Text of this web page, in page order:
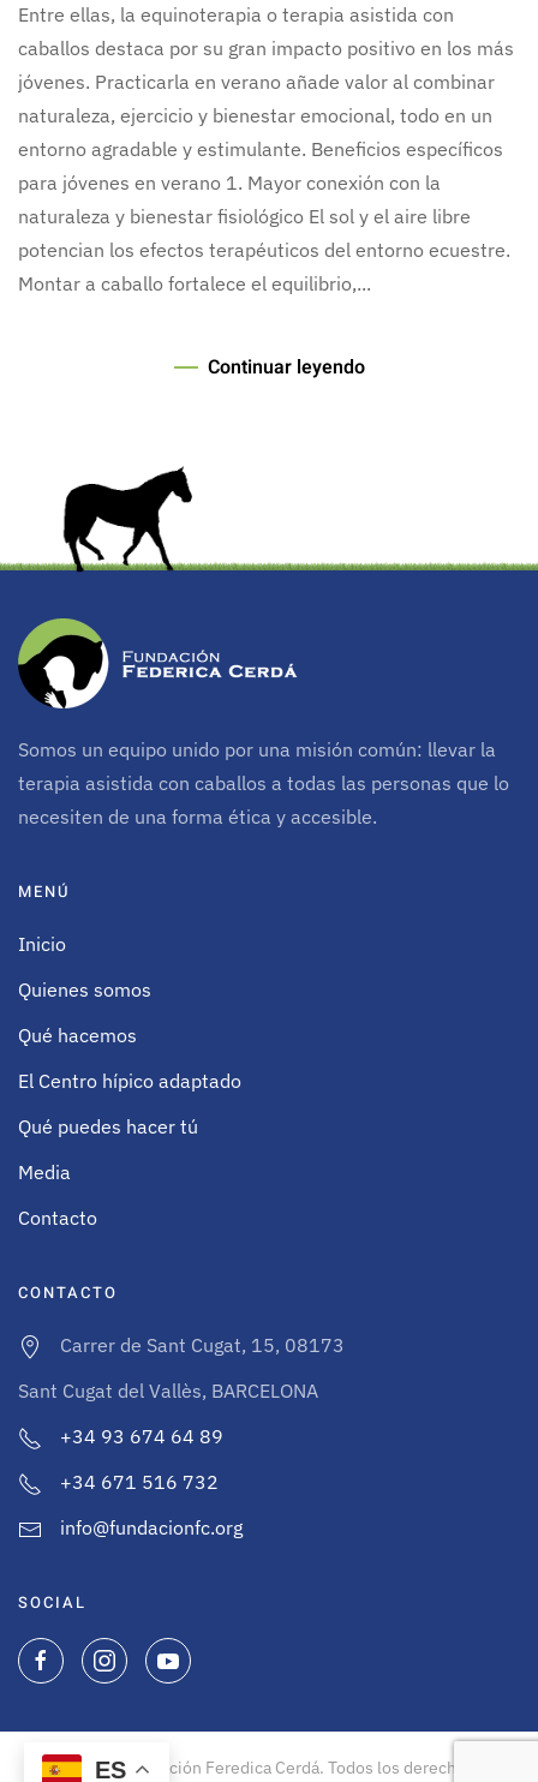
Entre ellas, la equinoterapia o terapia asistida con
caballos destaca por su gran impacto positivo en los más
jóvenes. Practicarla en verano añade valor al combinar
naturaleza, ejercicio y bienestar emocional, todo en un
entorno agradable y estimulante. Beneficios específicos
para jóvenes en verano 1. Mayor conexión con la
naturaleza y bienestar fisiológico El sol y el aire libre
potencian los efectos terapéuticos del entorno ecuestre.
Montar a caballo fortalece el equilibrio,...
Continuar leyendo
Somos un equipo unido por una misión común: llevar la
terapia asistida con caballos a todas las personas que lo
necesiten de una forma ética y accesible.
MENÚ
Inicio
Quienes somos
Qué hacemos
El Centro hípico adaptado
Qué puedes hacer tú
Media
Contacto
CONTACTO
Carrer de Sant Cugat, 15, 08173
Sant Cugat del Vallès, BARCELONA
+34 93 674 64 89
+34 671 516 732
info@fundacionfc.org
SOCIAL
©2026Fundación Feredica Cerdá. Todos los derechos
ES